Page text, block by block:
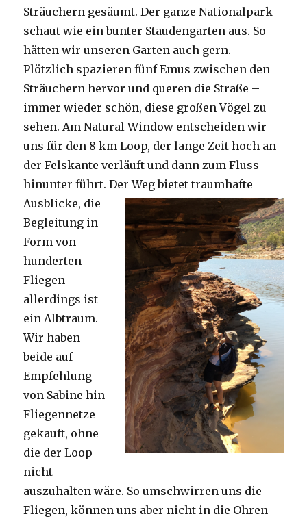
Sträuchern gesäumt. Der ganze Nationalpark
schaut wie ein bunter Staudengarten aus. So
hätten wir unseren Garten auch gern.
Plötzlich spazieren fünf Emus zwischen den
Sträuchern hervor und queren die Straße –
immer wieder schön, diese großen Vögel zu
sehen. Am Natural Window entscheiden wir
uns für den 8 km Loop, der lange Zeit hoch an
der Felskante verläuft und dann zum Fluss
hinunter führt. Der Weg bietet traumhafte
Ausblicke, die
Begleitung in
Form von
hunderten
Fliegen
allerdings ist
ein Albtraum.
Wir haben
beide auf
Empfehlung
von Sabine hin
Fliegennetze
gekauft, ohne
die der Loop
nicht
auszuhalten wäre. So umschwirren uns die
Fliegen, können uns aber nicht in die Ohren